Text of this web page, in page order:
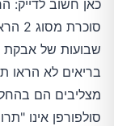
כאן חשוב לדייק:
שבועות של אבקת
בריאים לא הראו
מצליבים הם
סולפורפן אינו